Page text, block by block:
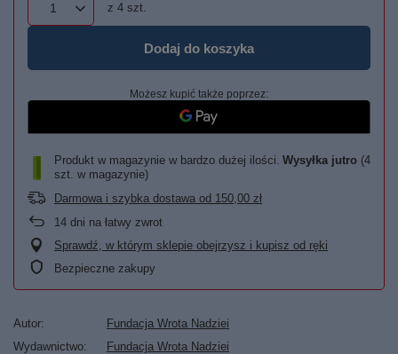
z 4 szt.
Dodaj do koszyka
Możesz kupić także poprzez:
Produkt w magazynie w bardzo dużej ilości Wysyłka jutro (4
szt. w magazynie)
Darmowa i szybka dostawa od 150,00 zł
14 dni na łatwy zwrot
Sprawdź, w którym sklepie obejrzysz i kupisz od ręki
Bezpieczne zakupy
Autor
Fundacja Wrota Nadziei
Wydawnictwo
Fundacja Wrota Nadziei